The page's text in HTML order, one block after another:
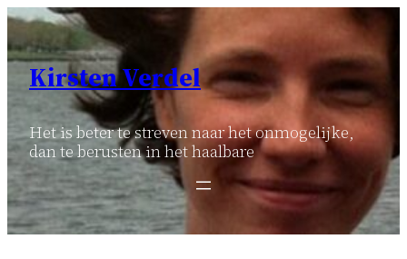
Ga
naar
inhoud
Kirsten Verdel
Het is beter te streven naar het onmogelijke,
dan te berusten in het haalbare